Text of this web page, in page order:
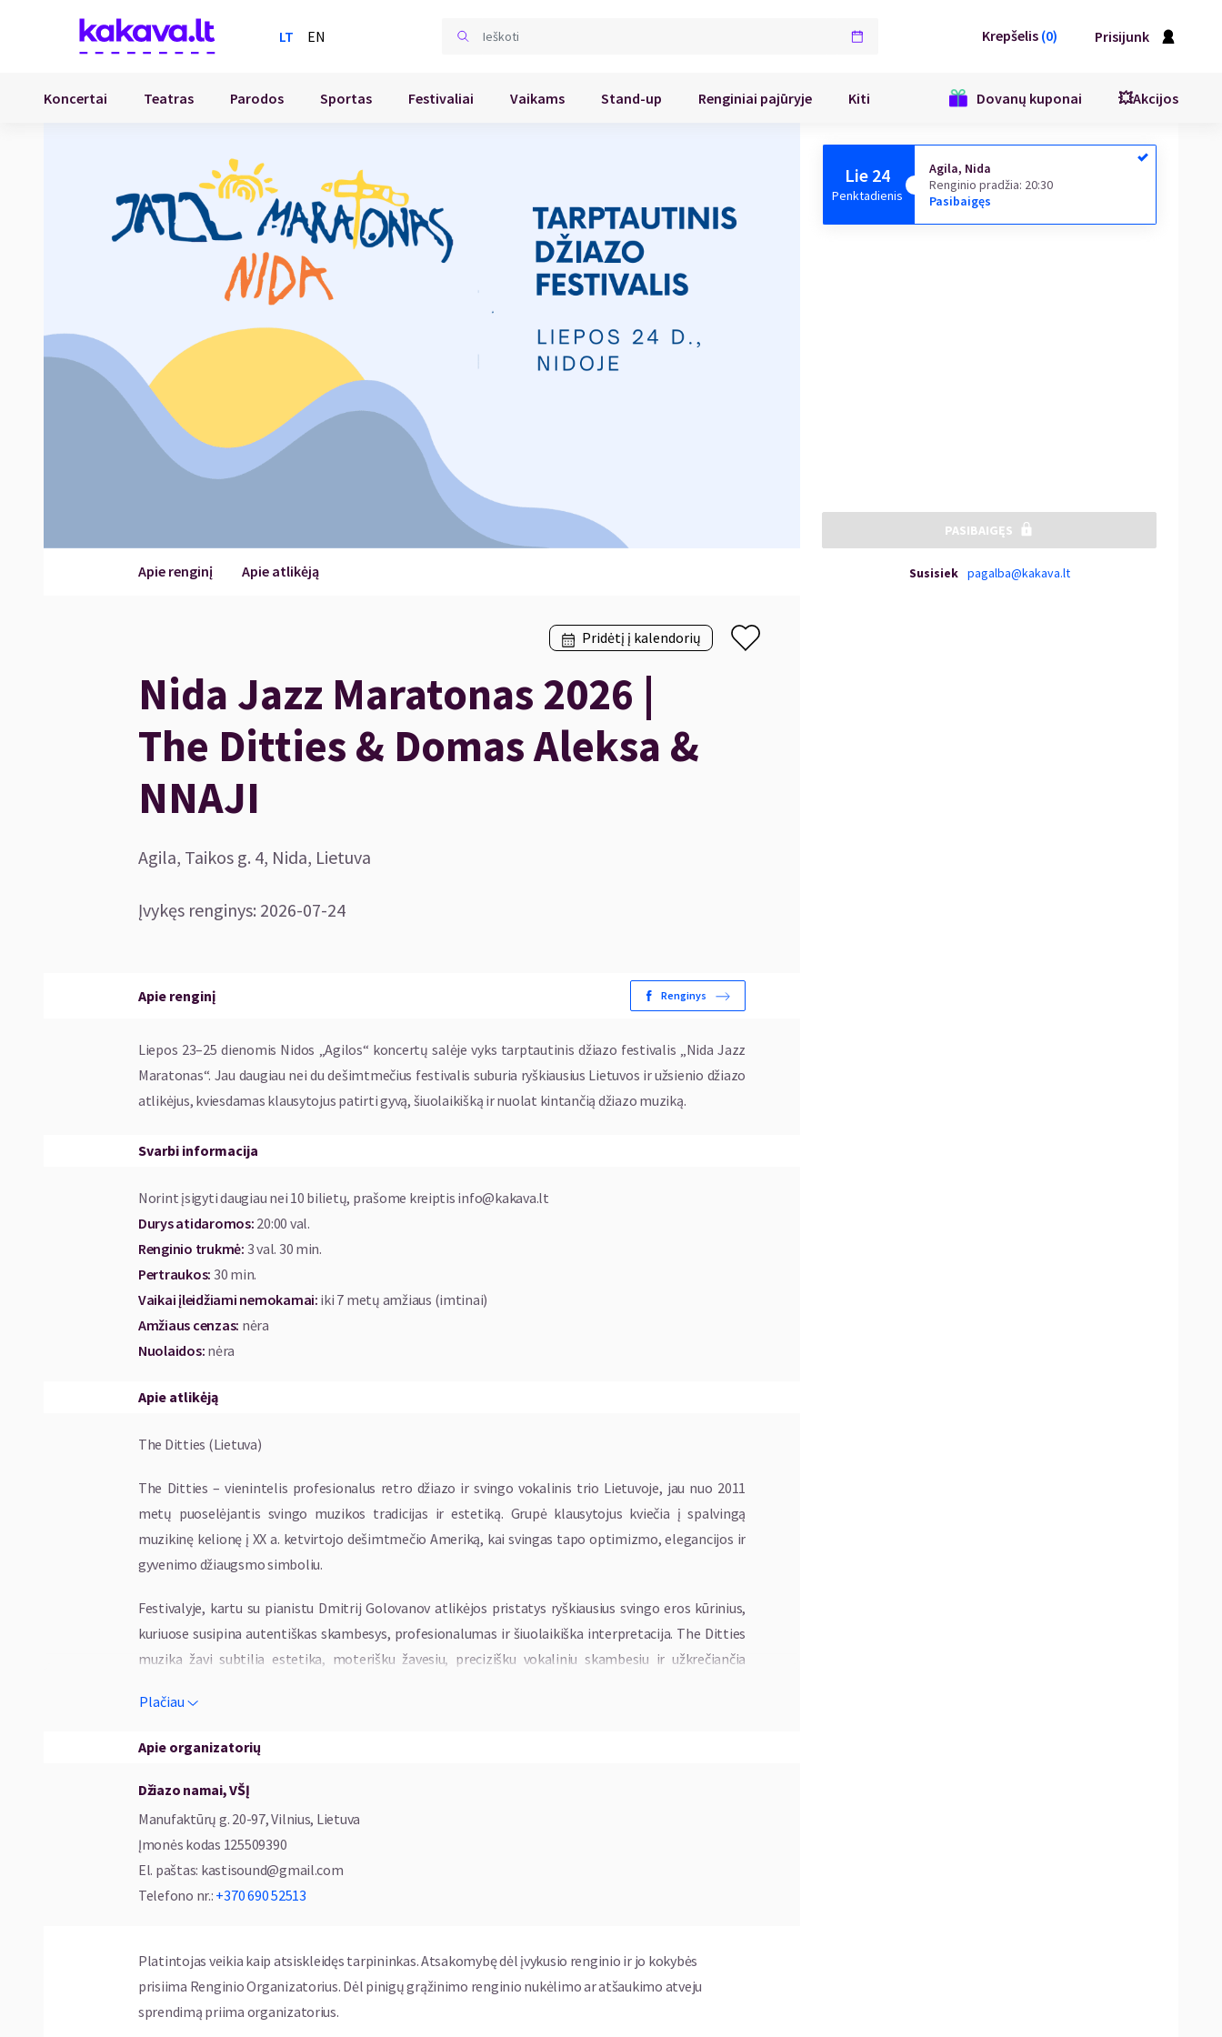
LT EN Krepšelis (0) Prisijunk
Koncertai Teatras Parodos Sportas Festivaliai Vaikams Stand-up Renginiai pajūryje Kiti Dovanų kuponai 💥Akcijos
Apie renginį Apie atlikėją
Pridėtį į kalendorių
Nida Jazz Maratonas 2026 |
The Ditties & Domas Aleksa &
NNAJI
Agila, Taikos g. 4, Nida, Lietuva
Įvykęs renginys: 2026-07-24
Apie renginį Renginys
Liepos 23–25 dienomis Nidos „Agilos“ koncertų salėje vyks tarptautinis džiazo festivalis „Nida Jazz
Maratonas“. Jau daugiau nei du dešimtmečius festivalis suburia ryškiausius Lietuvos ir užsienio džiazo
atlikėjus, kviesdamas klausytojus patirti gyvą, šiuolaikišką ir nuolat kintančią džiazo muziką.
Svarbi informacija
Norint įsigyti daugiau nei 10 bilietų, prašome kreiptis info@kakava.lt
Durys atidaromos: 20:00 val.
Renginio trukmė: 3 val. 30 min.
Pertraukos: 30 min.
Vaikai įleidžiami nemokamai: iki 7 metų amžiaus (imtinai)
Amžiaus cenzas: nėra
Nuolaidos: nėra
Apie atlikėją
The Ditties (Lietuva)
The Ditties – vienintelis profesionalus retro džiazo ir svingo vokalinis trio Lietuvoje, jau nuo 2011
metų puoselėjantis svingo muzikos tradicijas ir estetiką. Grupė klausytojus kviečia į spalvingą
muzikinę kelionę į XX a. ketvirtojo dešimtmečio Ameriką, kai svingas tapo optimizmo, elegancijos ir
gyvenimo džiaugsmo simboliu.
Festivalyje, kartu su pianistu Dmitrij Golovanov atlikėjos pristatys ryškiausius svingo eros kūrinius,
kuriuose susipina autentiškas skambesys, profesionalumas ir šiuolaikiška interpretacija. The Ditties
muzika žavi subtilia estetika, moterišku žavesiu, precizišku vokaliniu skambesiu ir užkrečiančia
išsiskiria ne tik muzika, bet ir išskirtine scenine kultūra bei atmosfera.
Sudėtis:
* Veronika Čičinskaitė-Golovanova – sopranas
* Rūta Švipaitė-Pocė – mecosopranas
* Rūta Jakulytė – altas
Domas Aleksa & NNAJI (Lietuva / Vokietija)
Bosinės gitaros virtuozas Domas Aleksa festivalyje pristato projektą TRIPPIN' – energingą ir stilių
Plačiau
Apie organizatorių
Džiazo namai, VŠĮ
Manufaktūrų g. 20-97, Vilnius, Lietuva
Įmonės kodas 125509390
El. paštas: kastisound@gmail.com
Telefono nr.: +370 690 52513
Platintojas veikia kaip atsiskleidęs tarpininkas. Atsakomybę dėl įvykusio renginio ir jo kokybės
prisiima Renginio Organizatorius. Dėl pinigų grąžinimo renginio nukėlimo ar atšaukimo atveju
sprendimą priima organizatorius.
Lie 24
Penktadienis
Agila, Nida
Renginio pradžia: 20:30
Pasibaigęs
PASIBAIGĘS
Susisiek pagalba@kakava.lt